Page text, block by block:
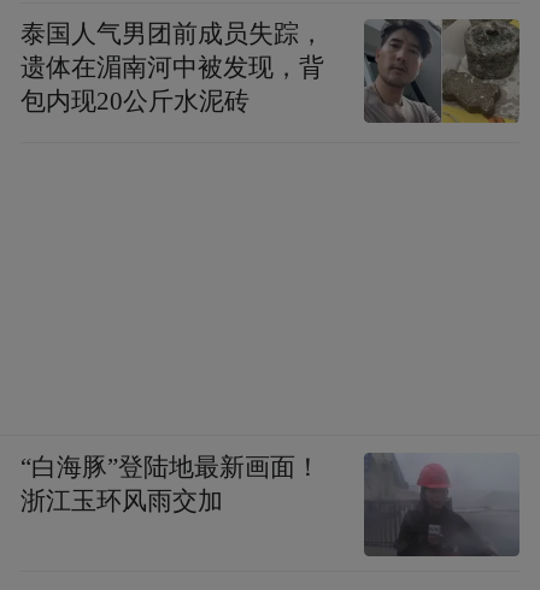
尾声《姚江水长又长》以深情唱词寄托乡情
与情谊。
泰国人气男团前成员失踪，
遗体在湄南河中被发现，背
包内现20公斤水泥砖
“白海豚”登陆地最新画面！
浙江玉环风雨交加